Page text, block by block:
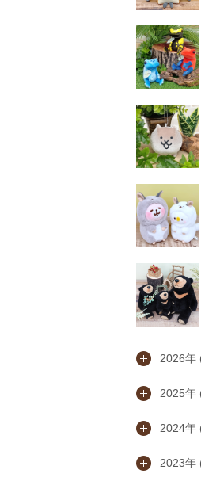
2026年
2025年
2024年
2023年